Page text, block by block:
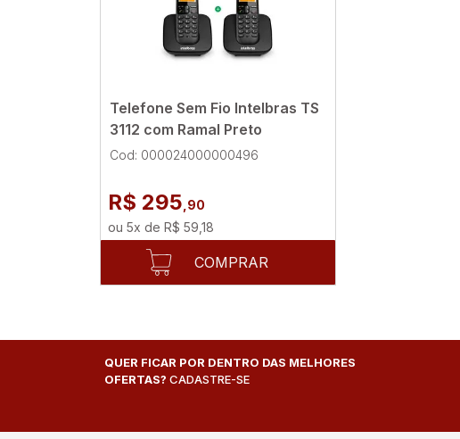
Telefone Sem Fio Intelbras TS
3112 com Ramal Preto
Cod: 000024000000496
R$ 295 ,90
ou 5x de R$ 59,18
COMPRAR
QUER FICAR POR DENTRO DAS MELHORES
OFERTAS? CADASTRE-SE